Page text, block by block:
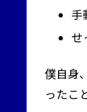
手
せ
僕自身
ったこ